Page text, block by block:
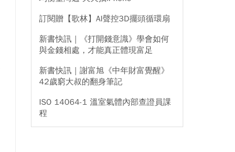
訂閱贈【歌林】AI聲控3D擺頭循環扇
新書快訊｜《打開錢意識》學會如何
與金錢相處，才能真正體現富足
新書快訊｜謝富旭《中年財富覺醒》
42歲窮大叔的翻身筆記
ISO 14064-1 溫室氣體內部查證員課
程